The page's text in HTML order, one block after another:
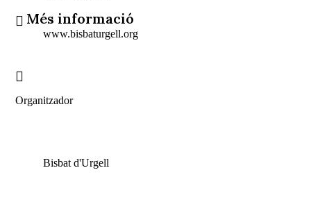
Més informació
www.bisbaturgell.org
Organitzador
Bisbat d'Urgell